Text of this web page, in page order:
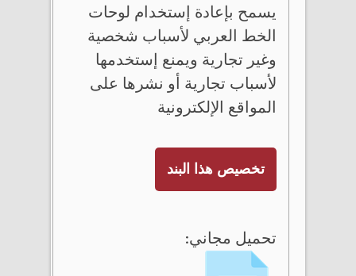
يسمح بإعادة إستخدام لوحات
الخط العربي لأسباب شخصية
وغير تجارية ويمنع إستخدمها
لأسباب تجارية أو نشرها على
المواقع الإلكترونية
تخصيص هذا البند
تحميل مجاني: